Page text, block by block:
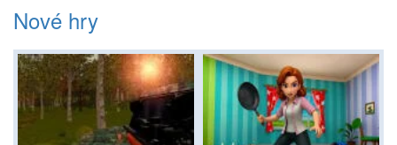
Nové hry